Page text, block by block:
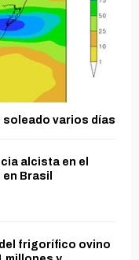
soleado varios días
alcista en el
Brasil
frigorífico ovino